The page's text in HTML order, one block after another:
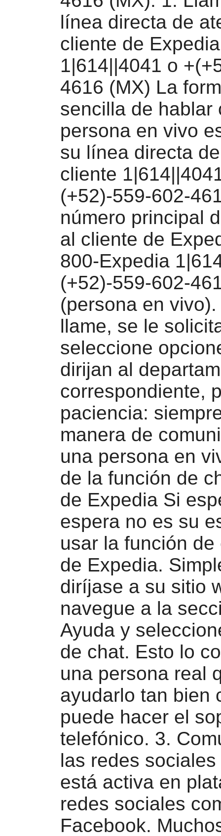
línea directa de
cliente de Expedia
1|614||4041 o
4616 (MX) La
sencilla de hablar
persona en vivo
su línea directa
cliente
(+52)-559-602-
número principal
al cliente de
800-Expedia
(+52)-559-602-
(persona en
llame, se le
seleccione
dirijan al
correspondiente,
paciencia:
manera de
una persona en
de la función de
de Expedia Si
espera no es su
usar la función
de Expedia.
diríjase a su sitio
navegue a la
Ayuda y
de chat. Esto lo
una persona real
ayudarlo tan bien
puede hacer el
telefónico. 3.
las redes
está activa en
redes sociales
Facebook.